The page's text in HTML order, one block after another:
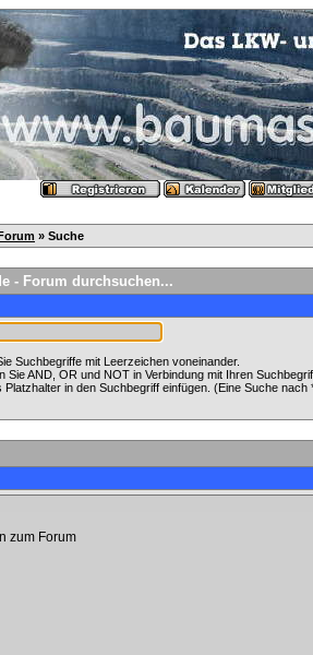
» Suche
- Forum durchsuchen...
Suchbegriffe mit Leerzeichen voneinander.
Sie AND, OR und NOT in Verbindung mit Ihren
in den Suchbegriff einfügen. (Eine Suche